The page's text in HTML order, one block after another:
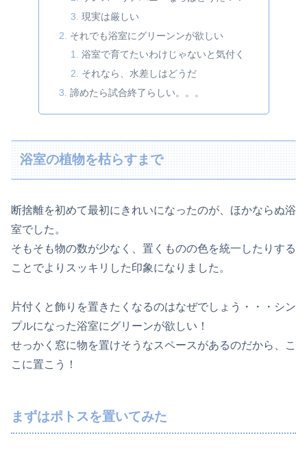
現実は厳しい
それでも浴室にグリーンンが欲しい
浴室で育てたいわけじゃないと気付く
それなら、水差しはどうだ
諦めたら試合終了らしい。。。
浴室の植物を枯らすまで
断捨離を初めて最初にきれいになったのが、ほかならぬ浴
室でした。
そもそも物の数が少なく、置くものの色を統一したりする
ことでよりスッキリした印象になりました。
片付くと飾りを置きたくなるのはなぜでしょう・・・シン
プルになった浴室にグリーンが欲しい！
せっかく窓に物を置けそうなスペースがあるのだから、こ
こに置こう！
まずはポトスを置いてみた